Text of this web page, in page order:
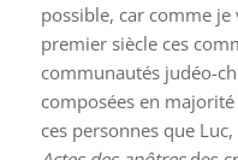
possible, car comme je
premier siècle ces
communautés judéo-
composées en
ces personnes que